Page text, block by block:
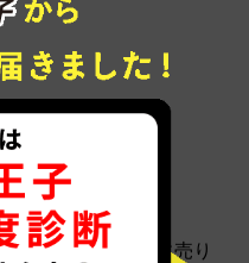
ステップ
-
込み・梱包
込みしたら、箱に売り